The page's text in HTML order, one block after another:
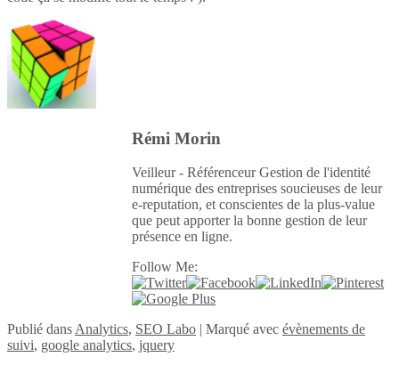
Rémi Morin
Veilleur - Référenceur Gestion de l'identité
numérique des entreprises soucieuses de leur
e-reputation, et conscientes de la plus-value
que peut apporter la bonne gestion de leur
présence en ligne.
Follow Me:
Publié dans Analytics, SEO Labo | Marqué avec évènements de
suivi, google analytics, jquery